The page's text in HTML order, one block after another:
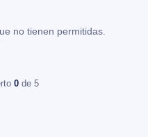
no tienen permitidas.
0 de 5